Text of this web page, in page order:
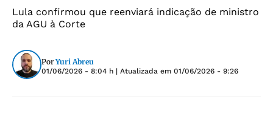
Lula confirmou que reenviará indicação de ministro
da AGU à Corte
Por Yuri Abreu
01/06/2026 - 8:04 h | Atualizada em 01/06/2026 - 9:26